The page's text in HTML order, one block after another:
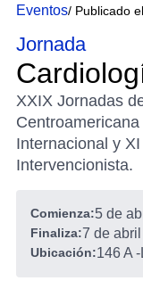
Eventos/ Publicado
Jornada
XXIX Jornadas
Internacional y
Intervencionista.
Comienza:5 de
Finaliza:7 de
Ubicación:146 A -